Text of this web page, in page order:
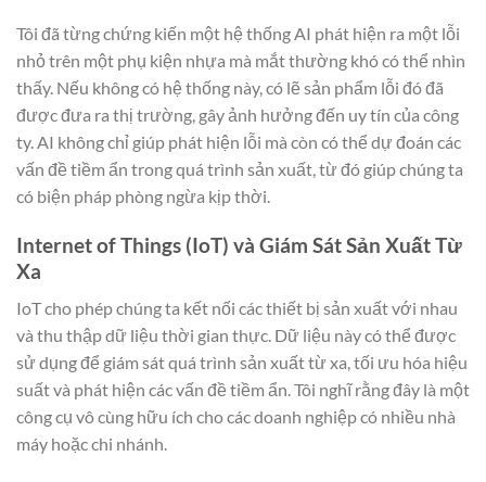
Tôi đã từng chứng kiến một hệ thống AI phát hiện ra một lỗi
nhỏ trên một phụ kiện nhựa mà mắt thường khó có thể nhìn
thấy. Nếu không có hệ thống này, có lẽ sản phẩm lỗi đó đã
được đưa ra thị trường, gây ảnh hưởng đến uy tín của công
ty. AI không chỉ giúp phát hiện lỗi mà còn có thể dự đoán các
vấn đề tiềm ẩn trong quá trình sản xuất, từ đó giúp chúng ta
có biện pháp phòng ngừa kịp thời.
Internet of Things (IoT) và Giám Sát Sản Xuất Từ
Xa
IoT cho phép chúng ta kết nối các thiết bị sản xuất với nhau
và thu thập dữ liệu thời gian thực. Dữ liệu này có thể được
sử dụng để giám sát quá trình sản xuất từ xa, tối ưu hóa hiệu
suất và phát hiện các vấn đề tiềm ẩn. Tôi nghĩ rằng đây là một
công cụ vô cùng hữu ích cho các doanh nghiệp có nhiều nhà
máy hoặc chi nhánh.